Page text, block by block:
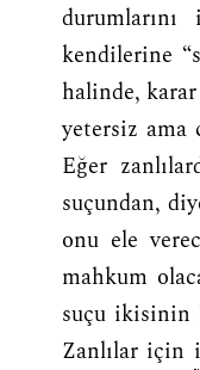
kendilerine
halinde,
yetersiz ama
Eğer
suçundan,
onu ele
mahkum
suçu ikisinin
Zanlılar için